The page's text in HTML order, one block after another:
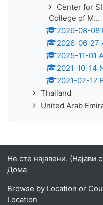
Center for
College of M...
2026-08-08
2026-06-27
2025-11-01
2021-10-14
2021-07-17
Thailand
United Arab
Не сте најавени. (Најави
Дома
Browse by Location or
Location